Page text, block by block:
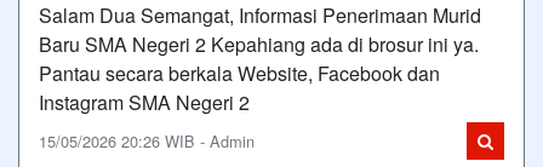
Salam Dua Semangat, Informasi Penerimaan Murid
Baru SMA Negeri 2 Kepahiang ada di brosur ini ya.
Pantau secara berkala Website, Facebook dan
Instagram SMA Negeri 2
15/05/2026 20:26 WIB - Admin